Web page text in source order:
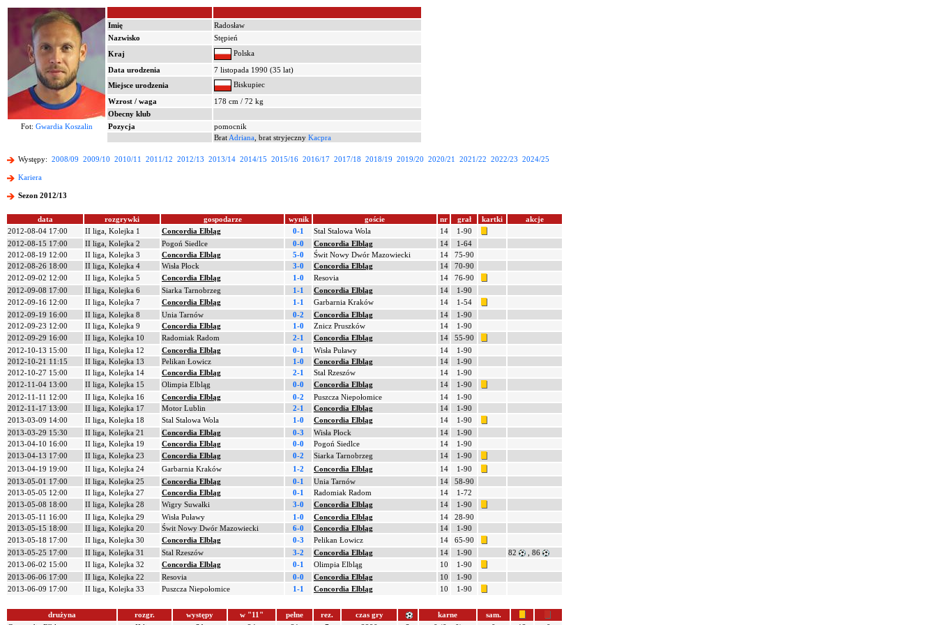
Imię
Radosław
Nazwisko
Stępień
Kraj
Polska
Data urodzenia
7 listopada 1990 (35 lat)
Miejsce urodzenia
Biskupiec
Wzrost / waga
178 cm / 72 kg
Obecny klub
Fot: Gwardia Koszalin Pozycja
pomocnik
Brat Adriana , brat stryjeczny Kacpra
Występy: 2008/09 2009/10 2010/11 2011/12 2012/13 2013/14 2014/15 2015/16 2016/17 2017/18 2018/19 2019/20 2020/21 2021/22 2022/23 2024/25
Kariera
Sezon 2012/13
data rozgrywki gospodarze wynik goście nr grał kartki
akcje
2012-08-04 17:00
II liga, Kolejka 1 Concordia Elbląg 0-1 Stal Stalowa Wola 14
1-90
2012-08-15 17:00
II liga, Kolejka 2 Pogoń Siedlce 0-0 Concordia Elbląg 14
1-64
2012-08-19 12:00
II liga, Kolejka 3 Concordia Elbląg 5-0 Świt Nowy Dwór Mazowiecki 14
75-90
2012-08-26 18:00
II liga, Kolejka 4 Wisła Płock 3-0 Concordia Elbląg 14
70-90
2012-09-02 12:00
II liga, Kolejka 5 Concordia Elbląg 1-0 Resovia 14
76-90
2012-09-08 17:00
II liga, Kolejka 6 Siarka Tarnobrzeg 1-1 Concordia Elbląg 14
1-90
2012-09-16 12:00
II liga, Kolejka 7 Concordia Elbląg 1-1 Garbarnia Kraków 14
1-54
2012-09-19 16:00
II liga, Kolejka 8 Unia Tarnów 0-2 Concordia Elbląg 14
1-90
2012-09-23 12:00
II liga, Kolejka 9 Concordia Elbląg 1-0 Znicz Pruszków 14
1-90
2012-09-29 16:00
II liga, Kolejka 10 Radomiak Radom 2-1 Concordia Elbląg 14
55-90
2012-10-13 15:00
II liga, Kolejka 12 Concordia Elbląg 0-1 Wisła Puławy 14
1-90
2012-10-21 11:15
II liga, Kolejka 13 Pelikan Łowicz 1-0 Concordia Elbląg 14
1-90
2012-10-27 15:00
II liga, Kolejka 14 Concordia Elbląg 2-1 Stal Rzeszów 14
1-90
2012-11-04 13:00
II liga, Kolejka 15 Olimpia Elbląg 0-0 Concordia Elbląg 14
1-90
2012-11-11 12:00
II liga, Kolejka 16 Concordia Elbląg 0-2 Puszcza Niepołomice 14
1-90
2012-11-17 13:00
II liga, Kolejka 17 Motor Lublin 2-1 Concordia Elbląg 14
1-90
2013-03-09 14:00
II liga, Kolejka 18 Stal Stalowa Wola 1-0 Concordia Elbląg 14
1-90
2013-03-29 15:30
II liga, Kolejka 21 Concordia Elbląg 0-3 Wisła Płock 14
1-90
2013-04-10 16:00
II liga, Kolejka 19 Concordia Elbląg 0-0 Pogoń Siedlce 14
1-90
2013-04-13 17:00
II liga, Kolejka 23 Concordia Elbląg 0-2 Siarka Tarnobrzeg 14
1-90
2013-04-19 19:00
II liga, Kolejka 24 Garbarnia Kraków 1-2 Concordia Elbląg 14
1-90
2013-05-01 17:00
II liga, Kolejka 25 Concordia Elbląg 0-1 Unia Tarnów 14
58-90
2013-05-05 12:00
II liga, Kolejka 27 Concordia Elbląg 0-1 Radomiak Radom 14
1-72
2013-05-08 18:00
II liga, Kolejka 28 Wigry Suwałki 3-0 Concordia Elbląg 14
1-90
2013-05-11 16:00
II liga, Kolejka 29 Wisła Puławy 1-0 Concordia Elbląg 14
28-90
2013-05-15 18:00
II liga, Kolejka 20 Świt Nowy Dwór Mazowiecki 6-0 Concordia Elbląg 14
1-90
2013-05-18 17:00
II liga, Kolejka 30 Concordia Elbląg 0-3 Pelikan Łowicz 14
65-90
2013-05-25 17:00
II liga, Kolejka 31 Stal Rzeszów 3-2 Concordia Elbląg 14 1-90 82
, 86
2013-06-02 15:00
II liga, Kolejka 32 Concordia Elbląg 0-1 Olimpia Elbląg 10
1-90
2013-06-06 17:00
II liga, Kolejka 22 Resovia 0-0 Concordia Elbląg 10
1-90
2013-06-09 17:00
II liga, Kolejka 33 Puszcza Niepołomice 1-1 Concordia Elbląg 10 1-90
drużyna rozgr. występy w "11" pełne rez. czas gry karne
sam.